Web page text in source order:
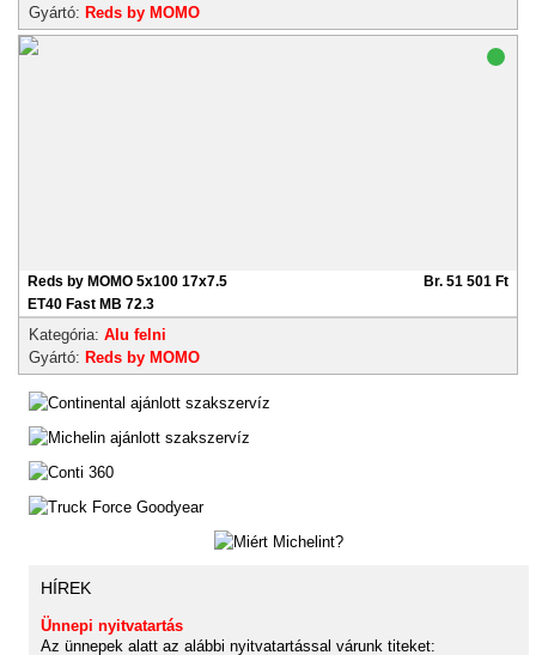
Gyártó: Reds by MOMO
Reds by MOMO 5x100 17x7.5
ET40 Fast MB 72.3
Br. 51 501 Ft
Kategória: Alu felni
Gyártó: Reds by MOMO
HÍREK
Ünnepi nyitvatartás
Az ünnepek alatt az alábbi nyitvatartással várunk titeket: